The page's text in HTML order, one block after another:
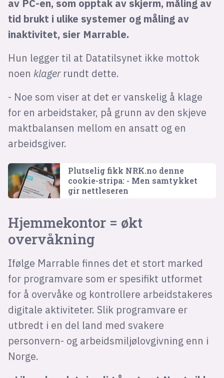
av PC-en, som opptak av skjerm, måling av
tid brukt i ulike systemer og måling av
inaktivitet, sier Marrable.
Hun legger til at Datatilsynet ikke mottok
noen klager rundt dette.
- Noe som viser at det er vanskelig å klage
for en arbeidstaker, på grunn av den skjeve
maktbalansen mellom en ansatt og en
arbeidsgiver.
Plutselig fikk NRK.no denne
cookie-stripa: - Men samtykket
gir nettleseren
Hjemmekontor = økt
overvåkning
Ifølge Marrable finnes det et stort marked
for programvare som er spesifikt utformet
for å overvåke og kontrollere arbeidstakeres
digitale aktiviteter. Slik programvare er
utbredt i en del land med svakere
personvern- og arbeidsmiljølovgivning enn i
Norge.